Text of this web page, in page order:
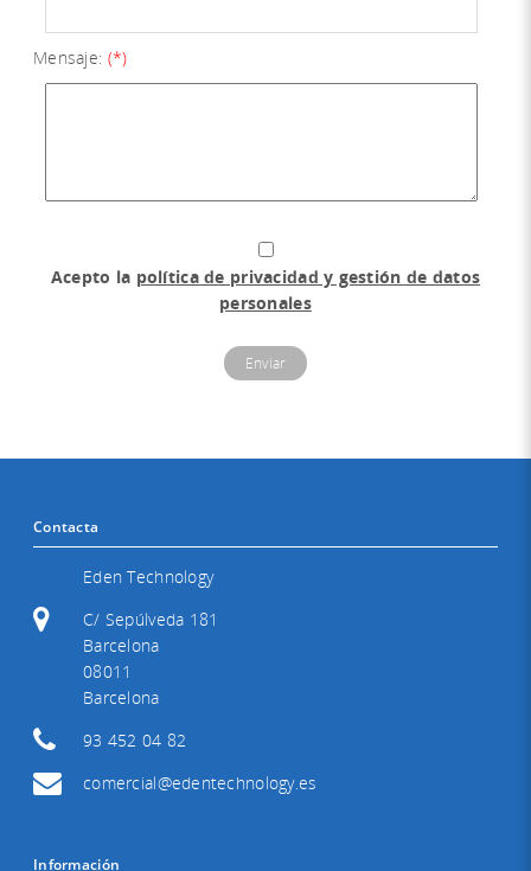
Mensaje: (*)
Acepto la política de privacidad y gestión de datos
personales
Contacta
Eden Technology
C/ Sepúlveda 181
Barcelona
08011
Barcelona
93 452 04 82
comercial@edentechnology.es
Información